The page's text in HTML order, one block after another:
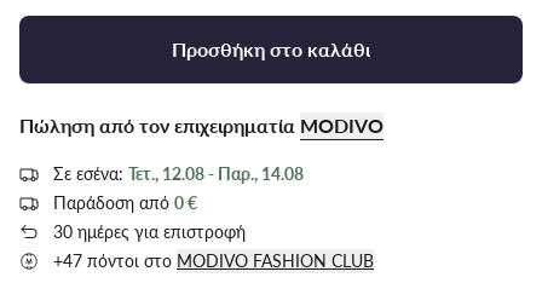
Προσθήκη στο καλάθι
Πώληση από τον επιχειρηματία MODIVO
Σε εσένα: Τετ., 12.08 - Παρ., 14.08
Παράδοση από 0 €
30 ημέρες για επιστροφή
+47 πόντοι στο MODIVO FASHION CLUB